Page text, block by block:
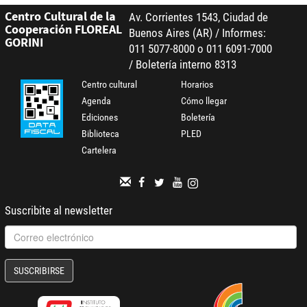
Centro Cultural de la
Cooperación FLOREAL
GORINI
Av. Corrientes 1543, Ciudad de
Buenos Aires (AR) / Informes:
011 5077-8000 o 011 6091-7000
/ Boletería interno 8313
Centro cultural
Agenda
Ediciones
Biblioteca
Cartelera
Horarios
Cómo llegar
Boletería
PLED
Suscribite al newsletter
SUSCRIBIRSE